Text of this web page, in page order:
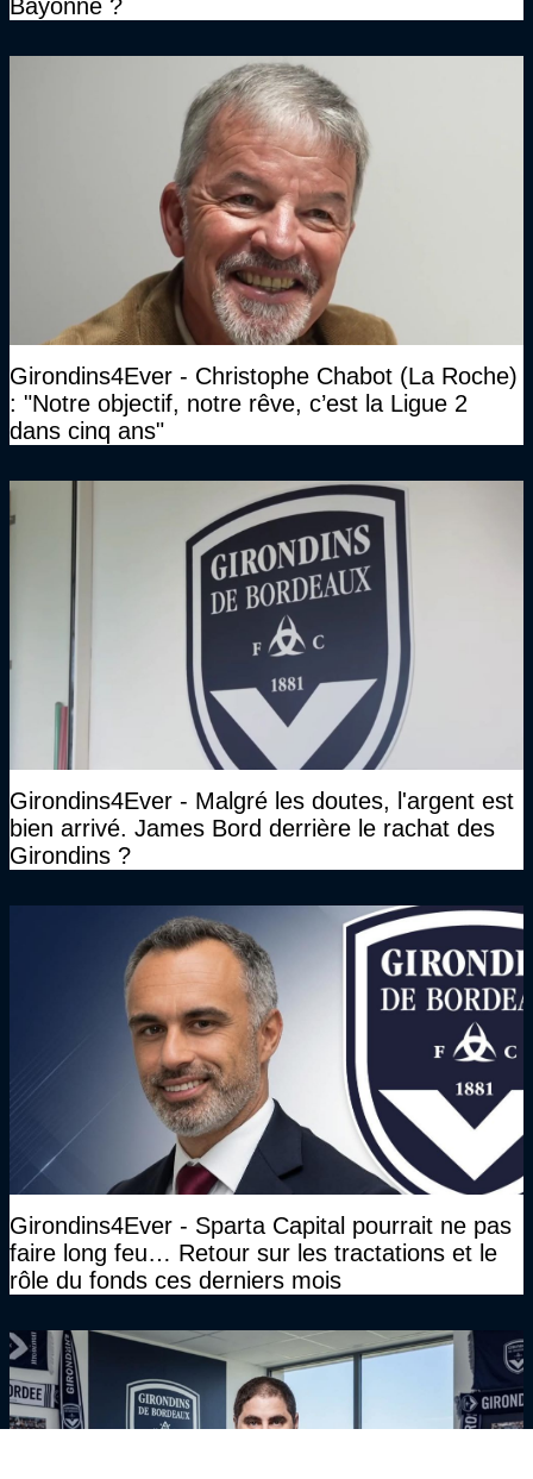
Bayonne ?
Girondins4Ever - Christophe Chabot (La Roche)
: "Notre objectif, notre rêve, c’est la Ligue 2
dans cinq ans"
Girondins4Ever - Malgré les doutes, l'argent est
bien arrivé. James Bord derrière le rachat des
Girondins ?
Girondins4Ever - Sparta Capital pourrait ne pas
faire long feu… Retour sur les tractations et le
rôle du fonds ces derniers mois